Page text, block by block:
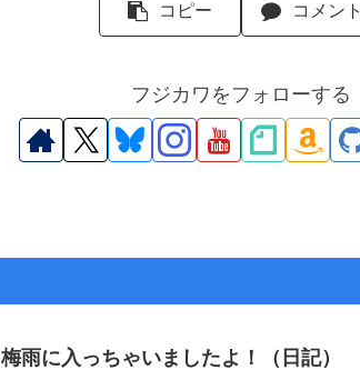
コピー コメント
フジカワをフォローする
梅雨に入っちゃいましたよ！（日記）